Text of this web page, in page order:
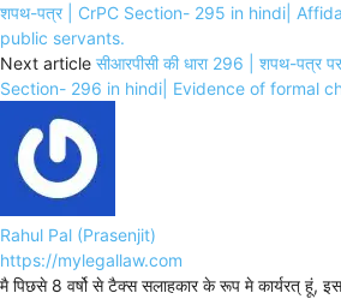
शपथ-पत्र | CrPC Section- 295 in hindi|
public servants.
Next article सीआरपीसी की धारा 296 | शपथ-पत्र
Section- 296 in hindi| Evidence of formal
Rahul Pal (Prasenjit)
https://mylegallaw.com
मै पिछसे 8 वर्षो से टैक्स सलाहकार के रूप मे कार्यरत् हूं,